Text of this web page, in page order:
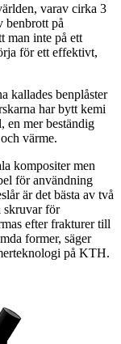
varav cirka 3
benbrott på
man inte på ett
för ett effektivt,
kallades benplåster
har bytt kemi
en mer beständig
värme.
kompositer men
för användning
är det bästa av två
skruvar för
efter frakturer till
former, säger
på KTH.